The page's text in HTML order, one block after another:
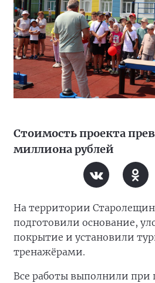
Стоимость проекта
миллиона рублей
На территории
подготовили основание,
покрытие и установили
тренажёрами.
Все работы выполнили при